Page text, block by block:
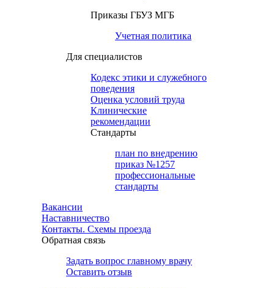
Приказы ГБУЗ МГБ
Учетная политика
Для специалистов
Кодекс этики и служебного
поведения
Оценка условий труда
Клинические
рекомендации
Cтандарты
план по внедрению
приказ №1257
профессиональные
стандарты
Вакансии
Наставничество
Контакты. Схемы проезда
Обратная связь
Задать вопрос главному врачу
Оставить отзыв